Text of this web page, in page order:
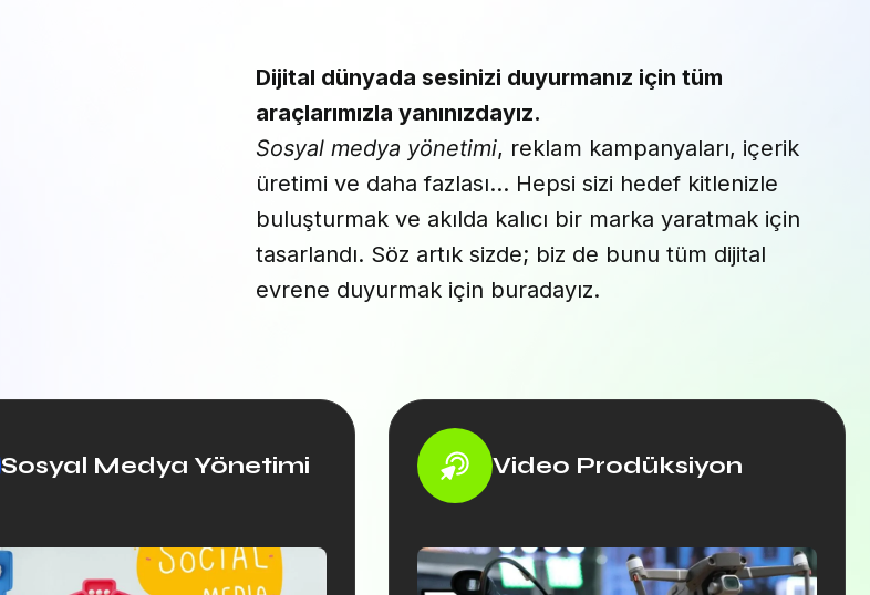
Dijital dünyada sesinizi duyurmanız için tüm
araçlarımızla yanınızdayız.
Sosyal medya yönetimi, reklam kampanyaları, içerik
üretimi ve daha fazlası… Hepsi sizi hedef kitlenizle
buluşturmak ve akılda kalıcı bir marka yaratmak için
tasarlandı. Söz artık sizde; biz de bunu tüm dijital
evrene duyurmak için buradayız.
Sosyal Medya Yönetimi Video Prodüksiyon